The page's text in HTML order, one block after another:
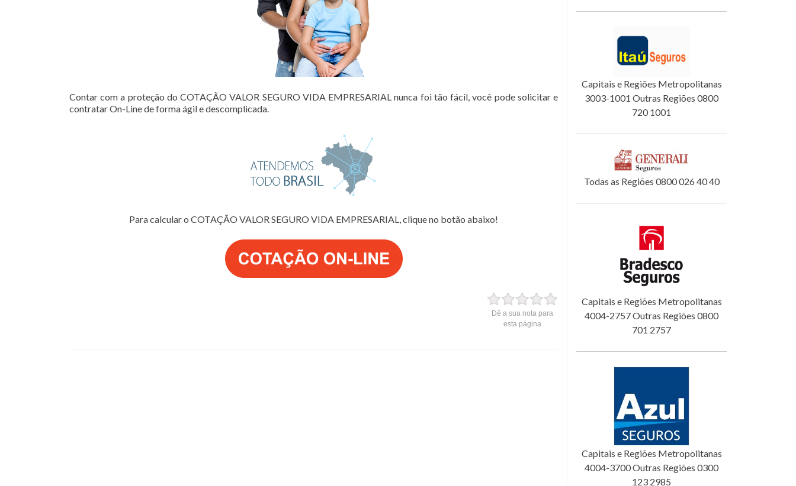
Contar com a proteção do COTAÇÃO VALOR SEGURO VIDA EMPRESARIAL nunca foi tão fácil, você pode solicitar e
contratar On-Line de forma ágil e descomplicada.
Para calcular o COTAÇÃO VALOR SEGURO VIDA EMPRESARIAL, clique no botão abaixo!
Dê a sua nota para
esta página
Capitais e Regiões Metropolitanas
3003-1001 Outras Regiões 0800
720 1001
Todas as Regiões 0800 026 40 40
Capitais e Regiões Metropolitanas
4004-2757 Outras Regiões 0800
701 2757
Capitais e Regiões Metropolitanas
4004-3700 Outras Regiões 0300
123 2985